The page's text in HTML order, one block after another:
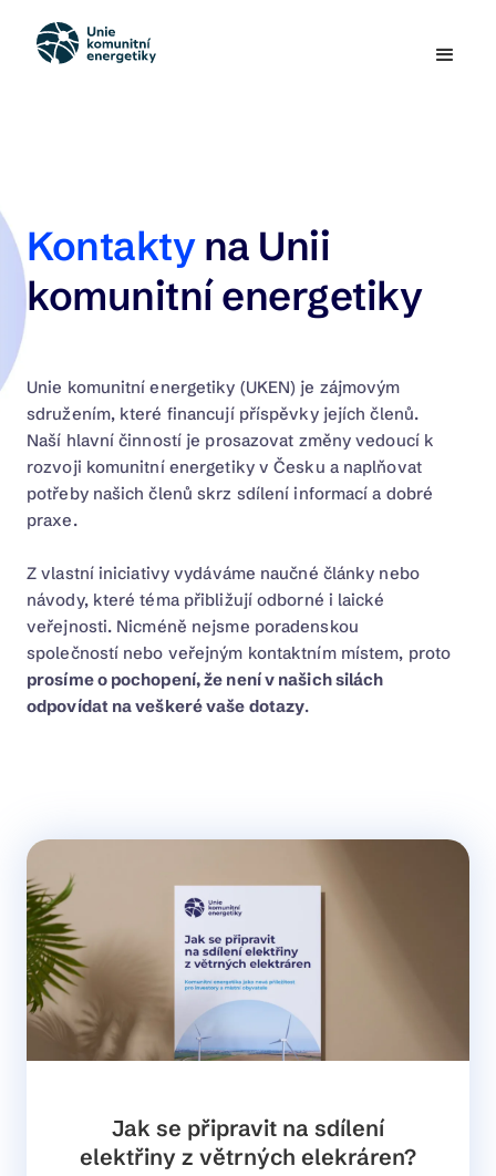
Kontakty na Unii
komunitní energetiky
Unie komunitní energetiky (UKEN) je zájmovým
sdružením, které financují příspěvky jejích členů.
Naší hlavní činností je prosazovat změny vedoucí k
rozvoji komunitní energetiky v Česku a naplňovat
potřeby našich členů skrz sdílení informací a dobré
praxe.
Z vlastní iniciativy vydáváme naučné články nebo
návody, které téma přibližují odborné i laické
veřejnosti. Nicméně nejsme poradenskou
společností nebo veřejným kontaktním místem, proto
prosíme o pochopení, že není v našich silách
odpovídat na veškeré vaše dotazy.
Jak se připravit na sdílení
elektřiny z větrných elekráren?